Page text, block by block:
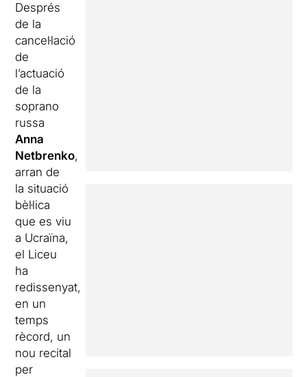
Després
de la
cancel·lació
de
l’actuació
de la
soprano
russa
Anna
Netbrenko,
arran de
la situació
bèl·lica
que es viu
a Ucraïna,
el Liceu
ha
redissenyat,
en un
temps
rècord, un
nou recital
per